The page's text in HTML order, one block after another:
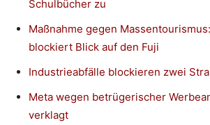
Schulbücher zu
Maßnahme gegen
blockiert Blick auf den Fuji
Industrieabfälle blockieren zwei
Meta wegen betrügerischer
verklagt